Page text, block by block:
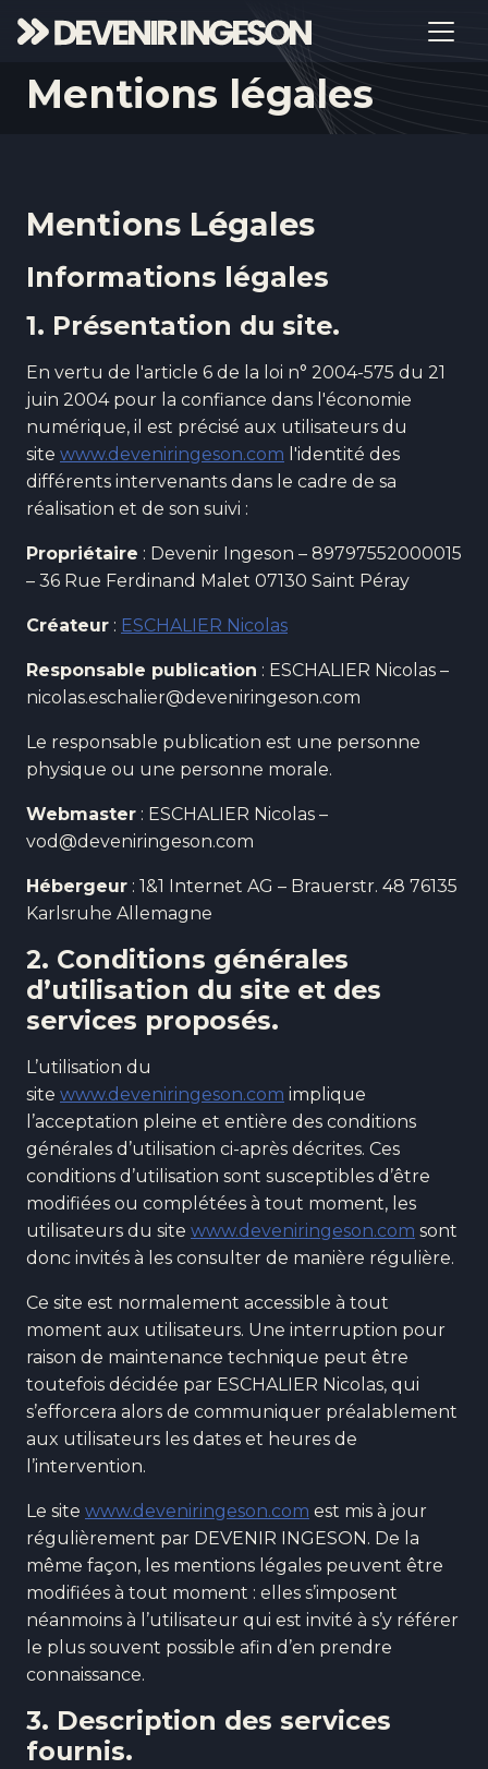
Mentions légales
Mentions Légales
Informations légales
1. Présentation du site.
En vertu de l'article 6 de la loi n° 2004-575 du 21
juin 2004 pour la confiance dans l'économie
numérique, il est précisé aux utilisateurs du
site www.deveniringeson.com l'identité des
différents intervenants dans le cadre de sa
réalisation et de son suivi :
Propriétaire : Devenir Ingeson – 89797552000015
– 36 Rue Ferdinand Malet 07130 Saint Péray
Créateur : ESCHALIER Nicolas
Responsable publication : ESCHALIER Nicolas –
nicolas.eschalier@deveniringeson.com
Le responsable publication est une personne
physique ou une personne morale.
Webmaster : ESCHALIER Nicolas –
vod@deveniringeson.com
Hébergeur : 1&1 Internet AG – Brauerstr. 48 76135
Karlsruhe Allemagne
2. Conditions générales
d’utilisation du site et des
services proposés.
L’utilisation du
site www.deveniringeson.com implique
l’acceptation pleine et entière des conditions
générales d’utilisation ci-après décrites. Ces
conditions d’utilisation sont susceptibles d’être
modifiées ou complétées à tout moment, les
utilisateurs du site www.deveniringeson.com sont
donc invités à les consulter de manière régulière.
Ce site est normalement accessible à tout
moment aux utilisateurs. Une interruption pour
raison de maintenance technique peut être
toutefois décidée par ESCHALIER Nicolas, qui
s’efforcera alors de communiquer préalablement
aux utilisateurs les dates et heures de
l’intervention.
Le site www.deveniringeson.com est mis à jour
régulièrement par DEVENIR INGESON. De la
même façon, les mentions légales peuvent être
modifiées à tout moment : elles s’imposent
néanmoins à l’utilisateur qui est invité à s’y référer
le plus souvent possible afin d’en prendre
connaissance.
3. Description des services
fournis.